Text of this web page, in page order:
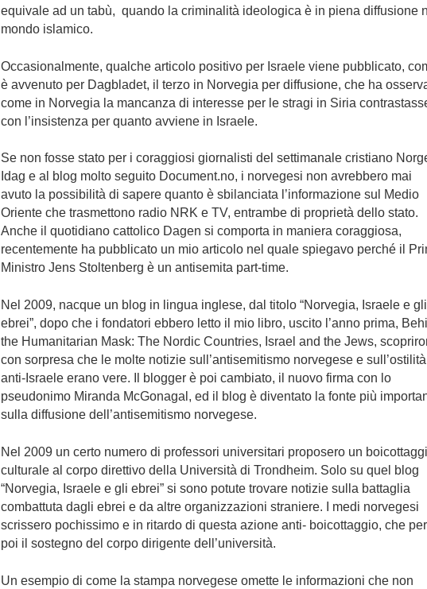
equivale ad un tabù, quando la criminalità ideologica è in piena diffusione
mondo islamico.
Occasionalmente, qualche articolo positivo per Israele viene pubblicato,
è avvenuto per Dagbladet, il terzo in Norvegia per diffusione, che ha
come in Norvegia la mancanza di interesse per le stragi in Siria
con l’insistenza per quanto avviene in Israele.
Se non fosse stato per i coraggiosi giornalisti del settimanale cristiano
Idag e al blog molto seguito Document.no, i norvegesi non avrebbero mai
avuto la possibilità di sapere quanto è sbilanciata l’informazione sul Medio
Oriente che trasmettono radio NRK e TV, entrambe di proprietà dello stato.
Anche il quotidiano cattolico Dagen si comporta in maniera coraggiosa,
recentemente ha pubblicato un mio articolo nel quale spiegavo perché il
Ministro Jens Stoltenberg è un antisemita part-time.
Nel 2009, nacque un blog in lingua inglese, dal titolo “Norvegia, Israele e gli
ebrei”, dopo che i fondatori ebbero letto il mio libro, uscito l’anno prima,
the Humanitarian Mask: The Nordic Countries, Israel and the Jews,
con sorpresa che le molte notizie sull’antisemitismo norvegese e sull’ostilità
anti-Israele erano vere. Il blogger è poi cambiato, il nuovo firma con lo
pseudonimo Miranda McGonagal, ed il blog è diventato la fonte più
sulla diffusione dell’antisemitismo norvegese.
Nel 2009 un certo numero di professori universitari proposero un
culturale al corpo direttivo della Università di Trondheim. Solo su quel blog
“Norvegia, Israele e gli ebrei” si sono potute trovare notizie sulla battaglia
combattuta dagli ebrei e da altre organizzazioni straniere. I medi norvegesi
scrissero pochissimo e in ritardo di questa azione anti- boicottaggio, che
poi il sostegno del corpo dirigente dell’università.
Un esempio di come la stampa norvegese omette le informazioni che non